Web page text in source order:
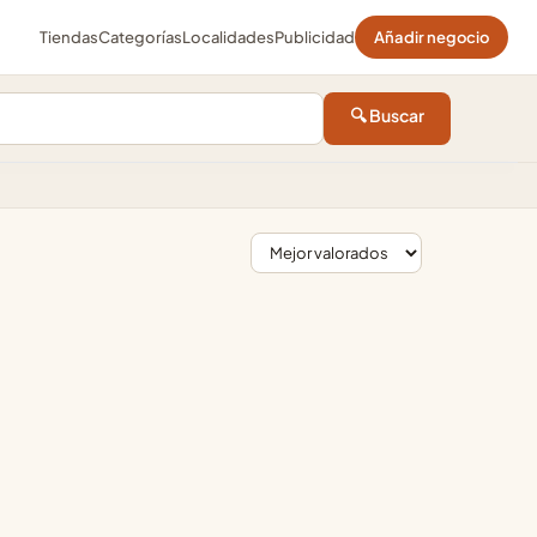
TiendasCategoríasLocalidadesPublicidad Añadir negocio
🔍 Buscar